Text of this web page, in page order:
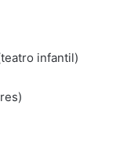
infantil)